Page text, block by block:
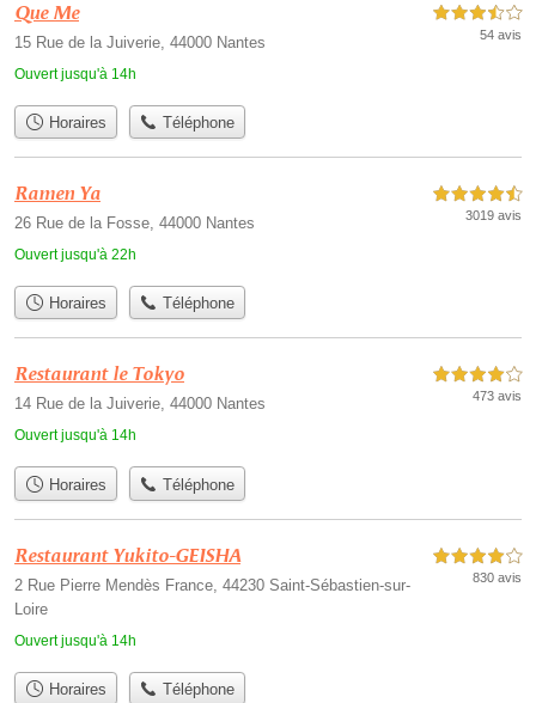
Que Me
15 Rue de la Juiverie, 44000 Nantes
Ouvert jusqu'à 14h
3,5 étoiles sur 5
54 avis
Horaires Téléphone
Ramen Ya
26 Rue de la Fosse, 44000 Nantes
Ouvert jusqu'à 22h
4,5 étoiles sur 5
3019 avis
Horaires Téléphone
Restaurant le Tokyo
14 Rue de la Juiverie, 44000 Nantes
Ouvert jusqu'à 14h
4,0 étoiles sur 5
473 avis
Horaires Téléphone
Restaurant Yukito-GEISHA
2 Rue Pierre Mendès France, 44230 Saint-Sébastien-sur-
Loire
Ouvert jusqu'à 14h
4,0 étoiles sur 5
830 avis
Horaires Téléphone